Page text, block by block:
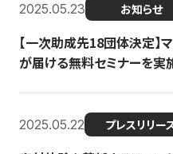
2025.05.23 お知らせ
【一次助成先18団体決定】
が届ける無料セミナーを実
2025.05.22 プレスリリー